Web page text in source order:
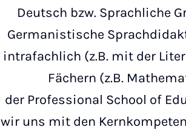
Deutsch bzw. Sprachliche
Germanistische
intrafachlich (z.B. mit der
Fächern (z.B.
der Professional School of
wir uns mit den